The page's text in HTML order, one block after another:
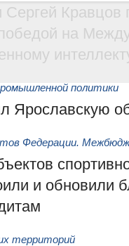
Кравцов
на
политики
Ярославскую
Федерации.
и обновили
территорий